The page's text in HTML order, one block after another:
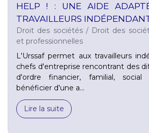
HELP ! : UNE AIDE
TRAVAILLEURS
Droit des sociétés/ Droit des
et professionnelles
L'Urssaf permet aux travailleurs
chefs d'entreprise rencontrant des
d'ordre financier, familial,
bénéficier d'une a...
Lire la suite